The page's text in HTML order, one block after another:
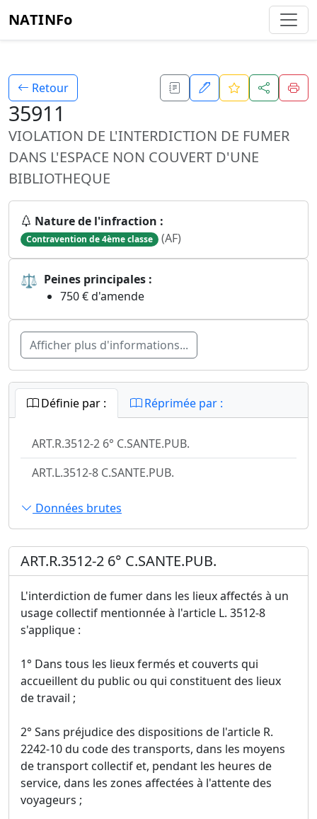
NATINFo
Retour
35911
VIOLATION DE L'INTERDICTION DE FUMER
DANS L'ESPACE NON COUVERT D'UNE
BIBLIOTHEQUE
Nature de l'infraction :
Contravention de 4ème classe (AF)
⚖ Peines principales :
750 € d'amende
Afficher plus d'informations...
Définie par : Réprimée par :
ART.R.3512-2 6° C.SANTE.PUB.
ART.L.3512-8 C.SANTE.PUB.
Données brutes
ART.R.3512-2 6° C.SANTE.PUB.
L'interdiction de fumer dans les lieux affectés à un
usage collectif mentionnée à l'article L. 3512-8
s'applique :
1° Dans tous les lieux fermés et couverts qui
accueillent du public ou qui constituent des lieux
de travail ;
2° Sans préjudice des dispositions de l'article R.
2242-10 du code des transports, dans les moyens
de transport collectif et, pendant les heures de
service, dans les zones affectées à l'attente des
voyageurs ;